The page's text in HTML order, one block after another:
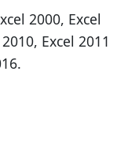
2000, Excel
Excel 2011